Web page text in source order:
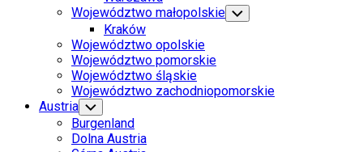
Menu
Województwo małopolskie Toggle
Child
Kraków
Województwo opolskie
Województwo pomorskie
Województwo śląskie
Województwo zachodniopomorskie
Austria Toggle
Child
Menu
Burgenland
Dolna Austria